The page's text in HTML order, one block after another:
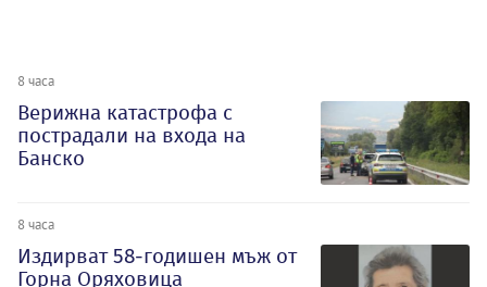
8 часа
Верижна катастрофа с
пострадали на входа на
Банско
8 часа
Издирват 58-годишен мъж от
Горна Оряховица